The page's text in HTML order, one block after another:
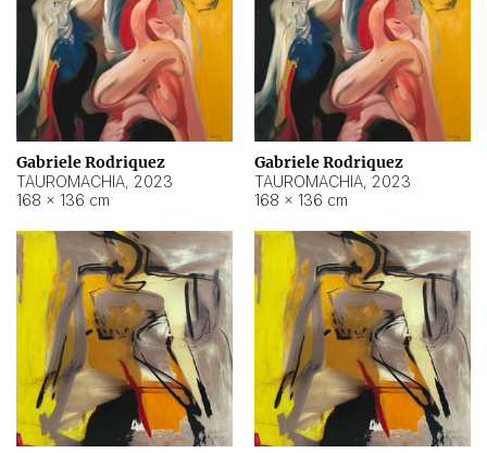
Gabriele Rodriquez
TAUROMACHIA, 2023
168 × 136 cm
Gabriele Rodriquez
TAUROMACHIA, 2023
168 × 136 cm